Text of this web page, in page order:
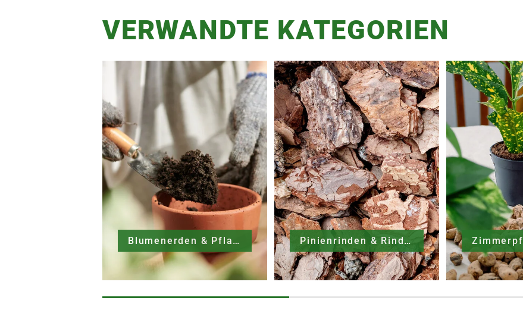
VERWANDTE KATEGORIEN
Blumenerden & Pflanzerden Pinienrinden & Rindenmulche